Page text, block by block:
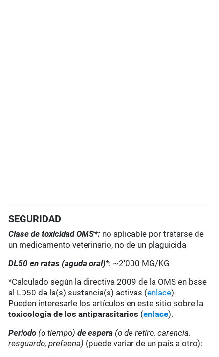
SEGURIDAD
Clase de toxicidad OMS*: no aplicable por tratarse de
un medicamento veterinario, no de un plaguicida
DL50 en ratas (aguda oral)*: ~2'000 MG/KG
*Calculado según la directiva 2009 de la OMS en base
al LD50 de la(s) sustancia(s) activas (enlace).
Pueden interesarle los artículos en este sitio sobre la
toxicología de los antiparasitarios (enlace).
Periodo (o tiempo) de espera (o de retiro, carencia,
resguardo, prefaena) (puede variar de un país a otro):